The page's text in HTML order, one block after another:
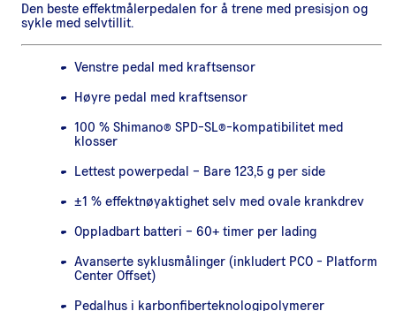
Den beste effektmålerpedalen for å trene med presisjon og
sykle med selvtillit.
Venstre pedal med kraftsensor
Høyre pedal med kraftsensor
100 % Shimano® SPD-SL®-kompatibilitet med
klosser
Lettest powerpedal – Bare 123,5 g per side
±1 % effektnøyaktighet selv med ovale krankdrev
Oppladbart batteri – 60+ timer per lading
Avanserte syklusmålinger (inkludert PCO - Platform
Center Offset)
Pedalhus i karbonfiberteknologipolymerer